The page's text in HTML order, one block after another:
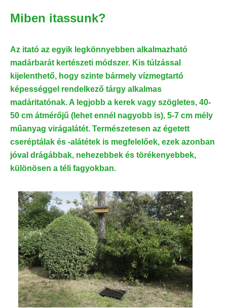
Miben itassunk?
Az itató az egyik legkönnyebben alkalmazható
madárbarát kertészeti módszer. Kis túlzással
kijelenthető, hogy szinte bármely vízmegtartó
képességgel rendelkező tárgy alkalmas
madáritatónak. A legjobb a kerek vagy szögletes, 40-
50 cm átmérőjű (lehet ennél nagyobb is), 5-7 cm mély
műanyag virágalátét. Természetesen az égetett
cseréptálak és -alátétek is megfelelőek, ezek azonban
jóval drágábbak, nehezebbek és törékenyebbek,
különösen a téli fagyokban.